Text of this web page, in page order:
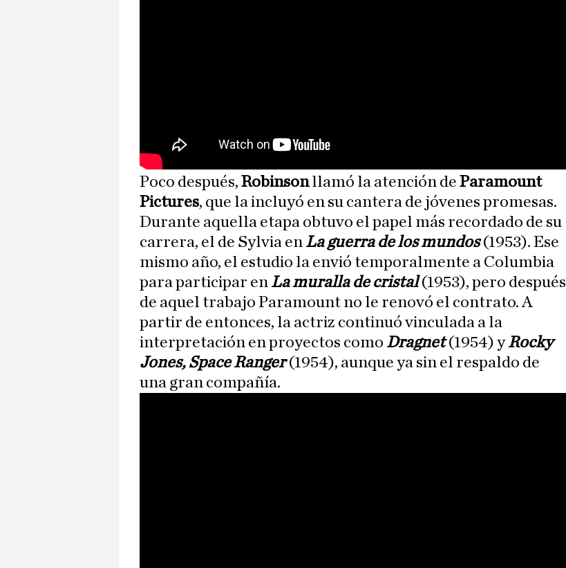
Poco después, Robinsonllamó la atención de Paramount
Pictures, que la incluyó en su cantera de jóvenes promesas.
Durante aquella etapa obtuvo el papel más recordado de su
carrera, el de Sylvia en La guerra de los mundos(1953). Ese
mismo año, el estudio la envió temporalmente a Columbia
para participar en La muralla de cristal(1953), pero después
de aquel trabajo Paramount no le renovó el contrato. A
partir de entonces, la actriz continuó vinculada a la
interpretación en proyectos como Dragnet(1954) yRocky
Jones, Space Ranger(1954), aunque ya sin el respaldo de
una gran compañía.